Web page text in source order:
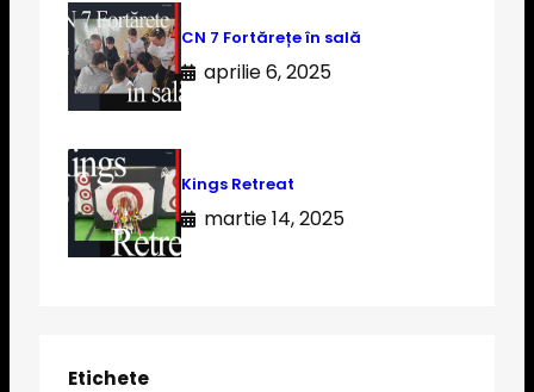
CN 7 Fortărețe în sală
aprilie 6, 2025
Kings Retreat
martie 14, 2025
Etichete